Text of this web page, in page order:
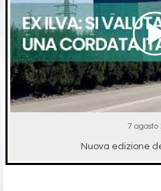
7 agosto
Nuova edizione